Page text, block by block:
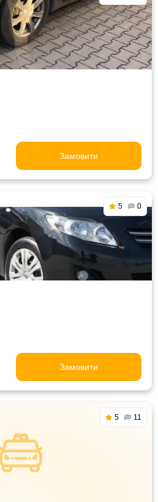
Замовити
5 0
Замовити
5 11